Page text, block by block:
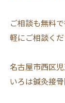
ご相談も無料
軽にご相談くだ
名古屋市西区
いろは鍼灸接